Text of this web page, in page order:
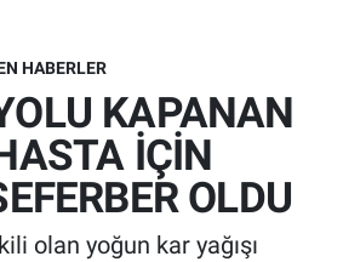
HABERLER
KAPANAN
İÇİN
OLDU
olan yoğun kar yağışı